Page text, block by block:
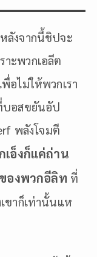
ลังจากนี้ชิปจะ
ะพวกเอลีต
อไม่ให้พวกเรา
บอสขยันอัป
พลังโจมตี
เอ็งก็แค่ถ่าน
องพวกอีลิท ที่
ขาก็เท่านั้นแห